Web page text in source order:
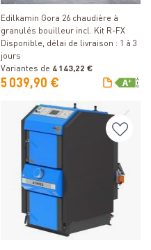
Edilkamin Gora 26 chaudière à
granulés bouilleur incl. Kit R-FX
Disponible, délai de livraison : 1 à 3
jours
Variantes de 4 143,22 €
5 039,90 €
Détails